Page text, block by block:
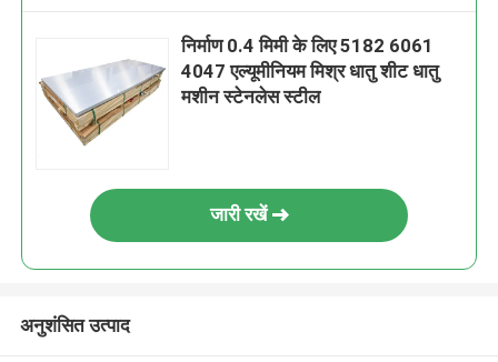
निर्माण 0.4 मिमी के लिए 5182 6061
4047 एल्यूमीनियम मिश्र धातु शीट धातु
मशीन स्टेनलेस स्टील
जारी रखें
अनुशंसित उत्पाद